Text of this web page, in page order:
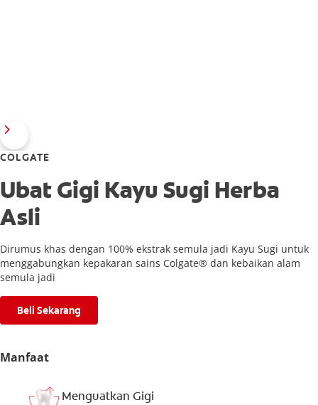
COLGATE
Ubat Gigi Kayu Sugi Herba
Asli
Dirumus khas dengan 100% ekstrak semula jadi Kayu Sugi untuk
menggabungkan kepakaran sains Colgate® dan kebaikan alam
semula jadi
Beli Sekarang
Manfaat
Menguatkan Gigi